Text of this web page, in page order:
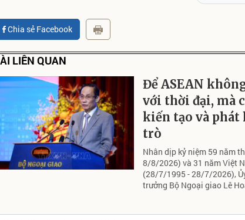
Chia sẻ Facebook
LIÊN QUAN
Để ASEAN
với thời đại, mà
kiến tạo và phát
trò
Nhân dịp kỷ niệm 59 năm
8/8/2026) và 31 năm Việt
(28/7/1995 - 28/7/2026),
trưởng Bộ Ngoại giao Lê